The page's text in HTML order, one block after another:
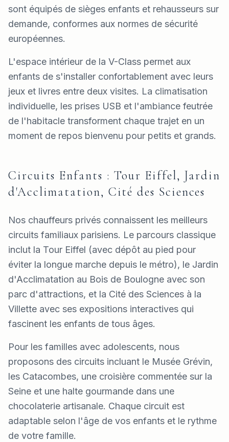
sont équipés de sièges enfants et rehausseurs sur
demande, conformes aux normes de sécurité
européennes.
L'espace intérieur de la V-Class permet aux
enfants de s'installer confortablement avec leurs
jeux et livres entre deux visites. La climatisation
individuelle, les prises USB et l'ambiance feutrée
de l'habitacle transforment chaque trajet en un
moment de repos bienvenu pour petits et grands.
Circuits Enfants : Tour Eiffel, Jardin
d'Acclimatation, Cité des Sciences
Nos chauffeurs privés connaissent les meilleurs
circuits familiaux parisiens. Le parcours classique
inclut la Tour Eiffel (avec dépôt au pied pour
éviter la longue marche depuis le métro), le Jardin
d'Acclimatation au Bois de Boulogne avec son
parc d'attractions, et la Cité des Sciences à la
Villette avec ses expositions interactives qui
fascinent les enfants de tous âges.
Pour les familles avec adolescents, nous
proposons des circuits incluant le Musée Grévin,
les Catacombes, une croisière commentée sur la
Seine et une halte gourmande dans une
chocolaterie artisanale. Chaque circuit est
adaptable selon l'âge de vos enfants et le rythme
de votre famille.